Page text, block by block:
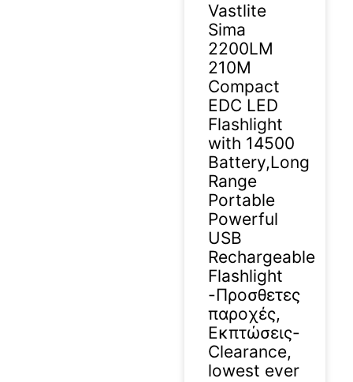
Vastlite
Sima
2200LM
210M
Compact
EDC LED
Flashlight
with 14500
Battery,Long
Range
Portable
Powerful
USB
Rechargeable
Flashlight
-Προσθετες
παροχές,
Εκπτώσεις-
Clearance,
lowest ever